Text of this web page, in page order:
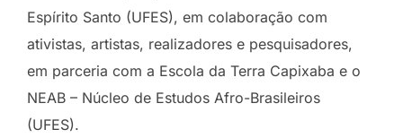
Espírito Santo (UFES), em colaboração com
ativistas, artistas, realizadores e pesquisadores,
em parceria com a Escola da Terra Capixaba e o
NEAB – Núcleo de Estudos Afro-Brasileiros
(UFES).